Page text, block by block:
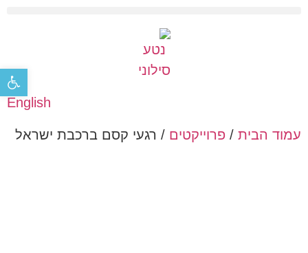
English
עמוד הבית / פרוייקטים / רגעי קסם ברכבת ישראל
פתח